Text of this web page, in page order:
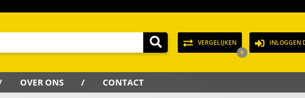
VERGELIJKEN
0
INLOGGEN
OVER ONS CONTACT